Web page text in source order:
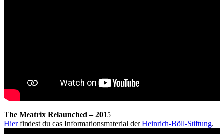
The Meatrix Relaunched – 2015
Hierfindest du das Informationsmaterial derHeinrich-Böll-Stiftung.